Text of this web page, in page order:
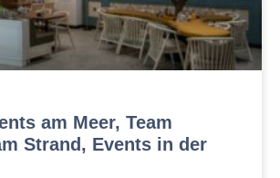
am Meer, Team
Strand, Events in der